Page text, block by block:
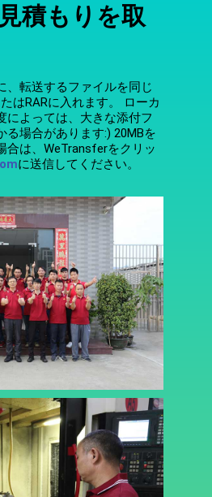
積もりを取
、転送するファイルを同じ
はRARに入れます。 ローカ
によっては、大きな添付フ
る場合があります:) 20MBを
合は、WeTransferをクリッ
に送信してください。